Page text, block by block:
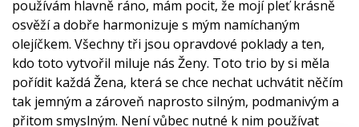
používám hlavně ráno, mám pocit, že mojí pleť krásně
osvěží a dobře harmonizuje s mým namíchaným
olejíčkem. Všechny tři jsou opravdové poklady a ten,
kdo toto vytvořil miluje nás Ženy. Toto trio by si měla
pořídit každá Žena, která se chce nechat uchvátit něčím
tak jemným a zároveň naprosto silným, podmanivým a
přitom smyslným. Není vůbec nutné k nim používat